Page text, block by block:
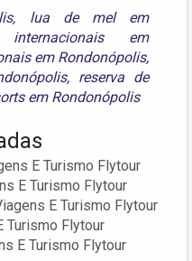
, lua de mel em
internacionais em
em Rondonópolis,
, reserva de
em Rondonópolis
E Turismo Flytour
E Turismo Flytour
E Turismo Flytour
Turismo Flytour
E Turismo Flytour